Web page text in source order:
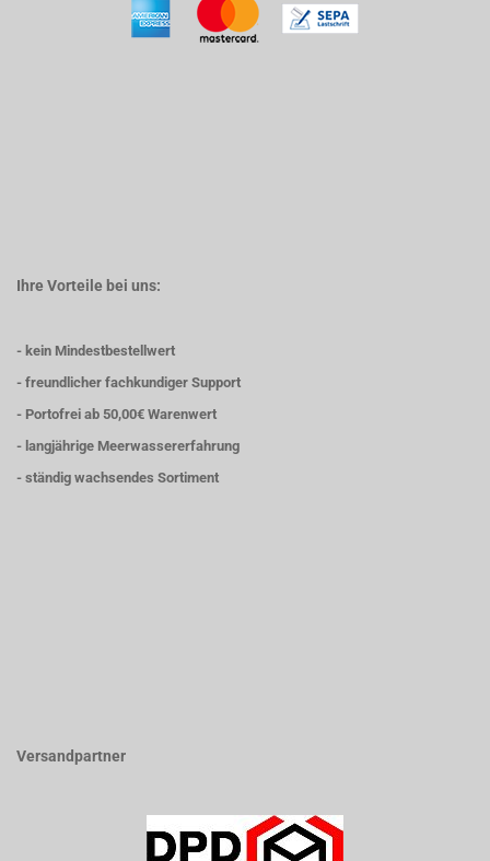
Ihre Vorteile bei uns:
- kein Mindestbestellwert
- freundlicher fachkundiger Support
- Portofrei ab 50,00€ Warenwert
- langjährige Meerwassererfahrung
- ständig wachsendes Sortiment
Versandpartner